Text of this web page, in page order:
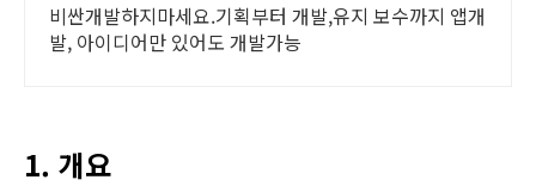
비싼개발하지마세요.기획부터 개발,유지 보수까지 앱개
발, 아이디어만 있어도 개발가능
1. 개요